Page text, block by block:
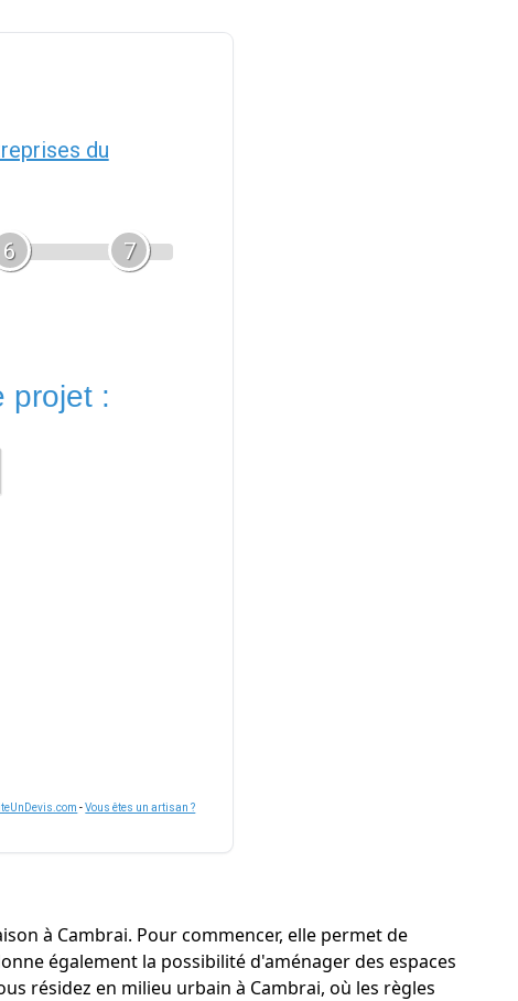
du
6 7
projet :
-Vous êtes un artisan ?
à Cambrai. Pour commencer, elle permet de
également la possibilité d'aménager des espaces
résidez en milieu urbain à Cambrai, où les règles